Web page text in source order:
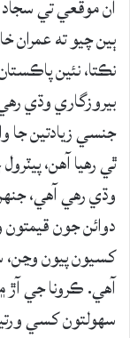
ان موقعي تي
ٻين چيو ته
نڪتا، نئين
بيروزگاري وڌي
جنسي زيادتين جا
ٿي رهيا آهن،
وڌي رهي آهي،
دوائن جون
کسيون پيون وڃن،
آهي. ڪرونا جي آڙ
سهولتون کسي